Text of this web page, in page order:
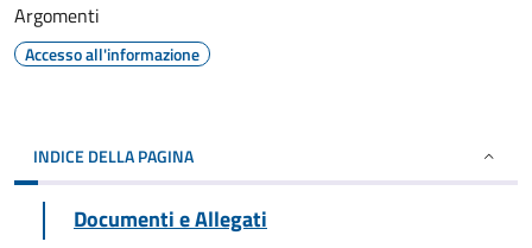
Argomenti
Accesso all'informazione
INDICE DELLA PAGINA
Documenti e Allegati